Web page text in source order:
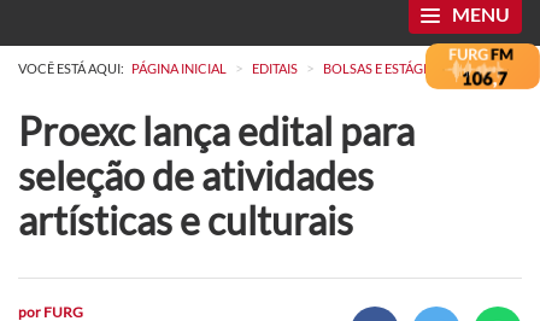
MENU
VOCÊ ESTÁ AQUI: PÁGINA INICIAL > EDITAIS > BOLSAS E ESTÁGIOS
Proexc lança edital para
seleção de atividades
artísticas e culturais
por FURG